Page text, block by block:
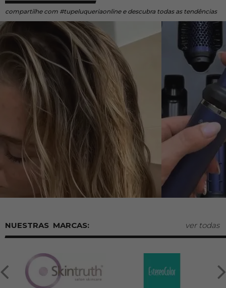
compartilhe com #tupeluqueriaonline e descubra todas as tendências
MARCAS: ver todas